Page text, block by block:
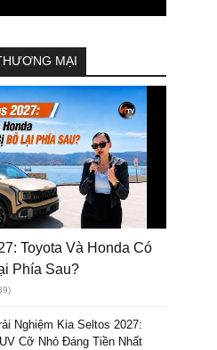
MẠI
Toyota Và Honda Có
Phía Sau?
Nghiệm Kia Seltos 2027:
Cỡ Nhỏ Đáng Tiền Nhất